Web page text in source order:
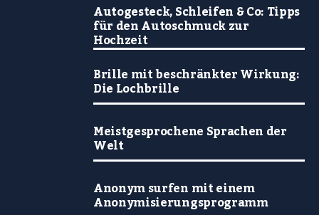
Autogesteck, Schleifen & Co: Tipps
für den Autoschmuck zur
Hochzeit
Brille mit beschränkter Wirkung:
Die Lochbrille
Meistgesprochene Sprachen der
Welt
Anonym surfen mit einem
Anonymisierungsprogramm